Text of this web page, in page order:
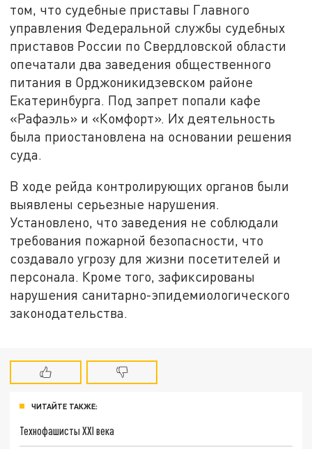
том, что судебные приставы Главного
управления Федеральной службы судебных
приставов России по Свердловской области
опечатали два заведения общественного
питания в Орджоникидзевском районе
Екатеринбурга. Под запрет попали кафе
«Рафаэль» и «Комфорт». Их деятельность
была приостановлена на основании решения
суда.
В ходе рейда контролирующих органов были
выявлены серьезные нарушения.
Установлено, что заведения не соблюдали
требования пожарной безопасности, что
создавало угрозу для жизни посетителей и
персонала. Кроме того, зафиксированы
нарушения санитарно-эпидемиологического
законодательства.
ЧИТАЙТЕ ТАКЖЕ:
Технофашисты XXI века